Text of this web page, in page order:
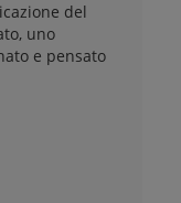
del
uno
e pensato